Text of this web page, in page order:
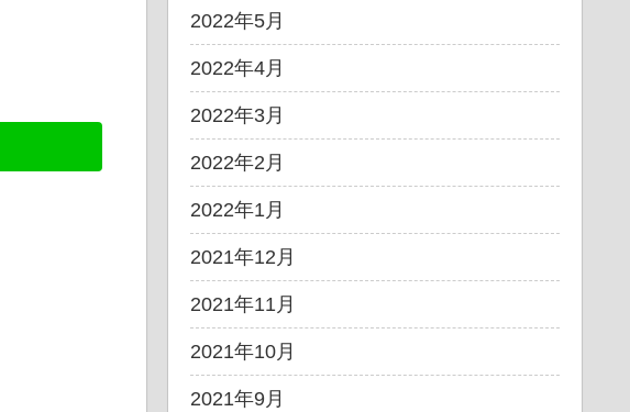
2022年5月
2022年4月
2022年3月
2022年2月
2022年1月
2021年12月
2021年11月
2021年10月
2021年9月